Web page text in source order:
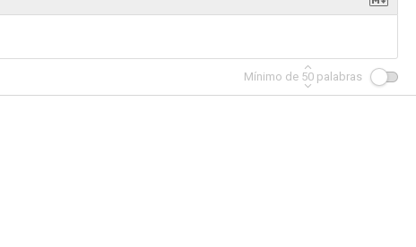
Mínimo de 50 palabras